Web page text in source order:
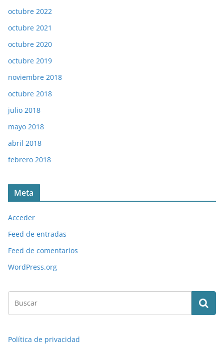
octubre 2022
octubre 2021
octubre 2020
octubre 2019
noviembre 2018
octubre 2018
julio 2018
mayo 2018
abril 2018
febrero 2018
Meta
Acceder
Feed de entradas
Feed de comentarios
WordPress.org
Política de privacidad